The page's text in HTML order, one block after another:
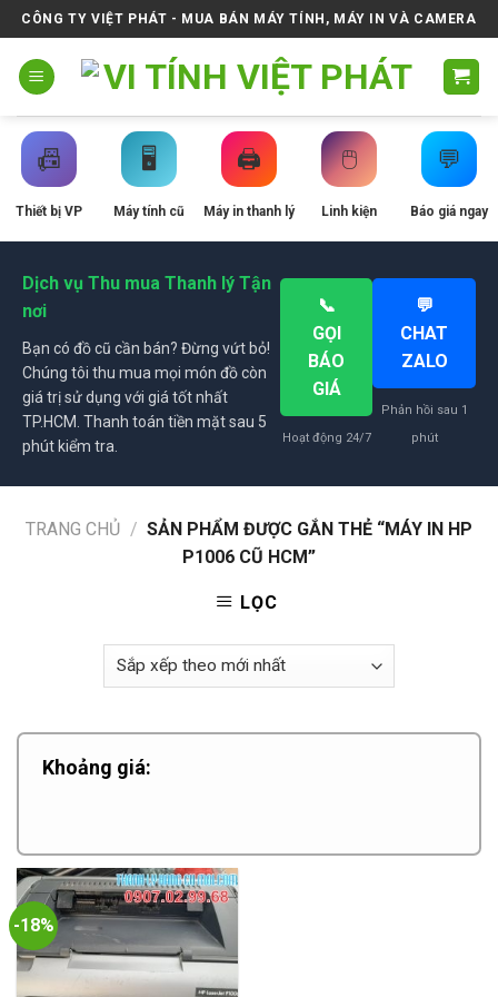
Skip
to
content
CÔNG TY VIỆT PHÁT - MUA BÁN MÁY TÍNH, MÁY IN VÀ CAMERA
📠
Thiết bị VP
🖥️
Máy tính cũ
🖨️
Máy in thanh lý
🖱️
Linh kiện
💬
Báo giá ngay
Dịch vụ Thu mua Thanh lý Tận
nơi
Bạn có đồ cũ cần bán? Đừng vứt bỏ!
Chúng tôi thu mua mọi món đồ còn
giá trị sử dụng với giá tốt nhất
TP.HCM. Thanh toán tiền mặt sau 5
phút kiểm tra.
📞
GỌI
BÁO
GIÁ
Hoạt động 24/7
💬
CHAT
ZALO
Phản hồi sau 1
phút
TRANG CHỦ / SẢN PHẨM ĐƯỢC GẮN THẺ “MÁY IN HP
P1006 CŨ HCM”
LỌC
Khoảng giá:
-18%